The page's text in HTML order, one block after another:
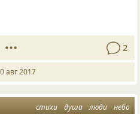
2
авг 2017
стихи душа люди небо